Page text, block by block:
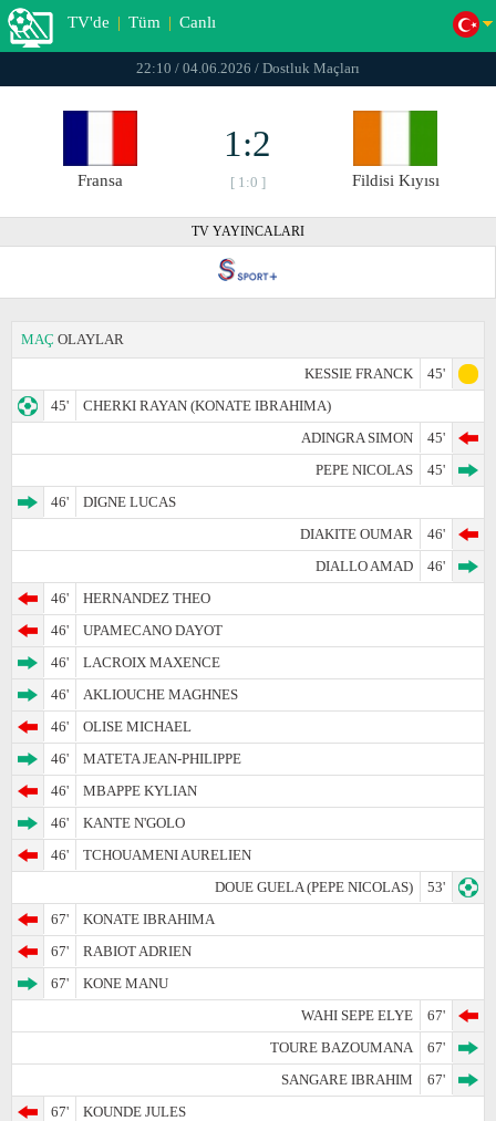
TV'de | Tüm | Canlı
22:10 / 04.06.2026 / Dostluk Maçları
Fransa
1:2
[ 1:0 ] Fildisi Kıyısı
TV YAYINCALARI
MAÇ OLAYLAR
KESSIE FRANCK
45'
45'
CHERKI RAYAN (KONATE IBRAHIMA)
ADINGRA SIMON
45'
PEPE NICOLAS
45'
46'
DIGNE LUCAS
DIAKITE OUMAR
46'
DIALLO AMAD
46'
46'
HERNANDEZ THEO
46'
UPAMECANO DAYOT
46'
LACROIX MAXENCE
46'
AKLIOUCHE MAGHNES
46'
OLISE MICHAEL
46'
MATETA JEAN-PHILIPPE
46'
MBAPPE KYLIAN
46'
KANTE N'GOLO
46'
TCHOUAMENI AURELIEN
DOUE GUELA (PEPE NICOLAS)
53'
67'
KONATE IBRAHIMA
67'
RABIOT ADRIEN
67'
KONE MANU
WAHI SEPE ELYE
67'
TOURE BAZOUMANA
67'
SANGARE IBRAHIM
67'
67'
KOUNDE JULES